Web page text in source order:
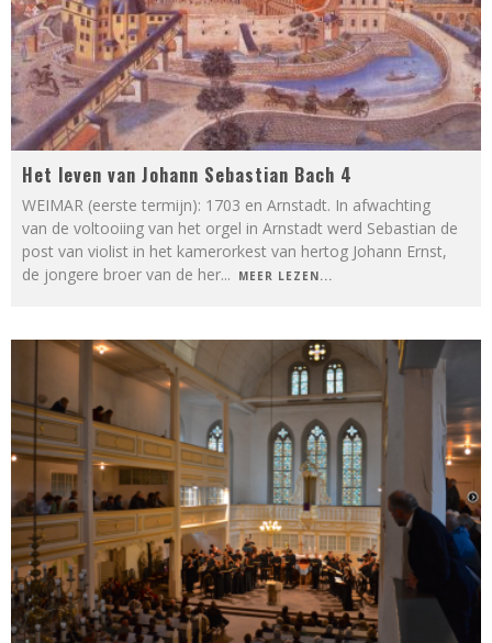
Het leven van Johann Sebastian Bach 4
WEIMAR (eerste termijn): 1703 en Arnstadt. In afwachting
van de voltooiing van het orgel in Arnstadt werd Sebastian de
post van violist in het kamerorkest van hertog Johann Ernst,
de jongere broer van de her... MEER LEZEN...